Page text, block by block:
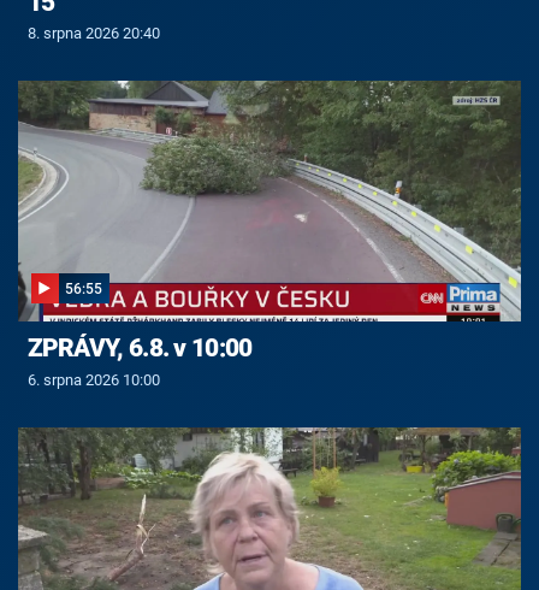
8. srpna 2026 20:40
56:55
ZPRÁVY, 6.8. v 10:00
6. srpna 2026 10:00